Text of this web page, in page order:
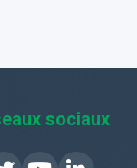
sociaux